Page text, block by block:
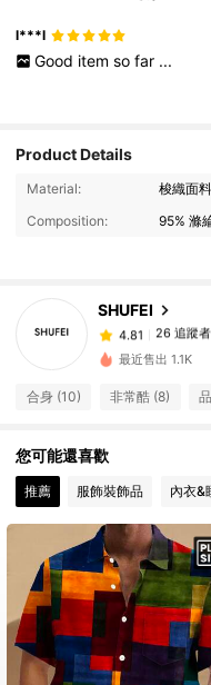
l***l
Good item so far ...
Product Details
Material:
梭織面料
Composition:
95% 滌
SHUFEI
26 追蹤者
26 追蹤者
4.81
4.81 26 追蹤者
4.81 26 追蹤者
4.81 26 追蹤者
4.81 26 追蹤者
最近售出 1.1K
合身 (10) 非常酷 (8)
您可能還喜歡
推薦 服飾裝飾品 內衣&